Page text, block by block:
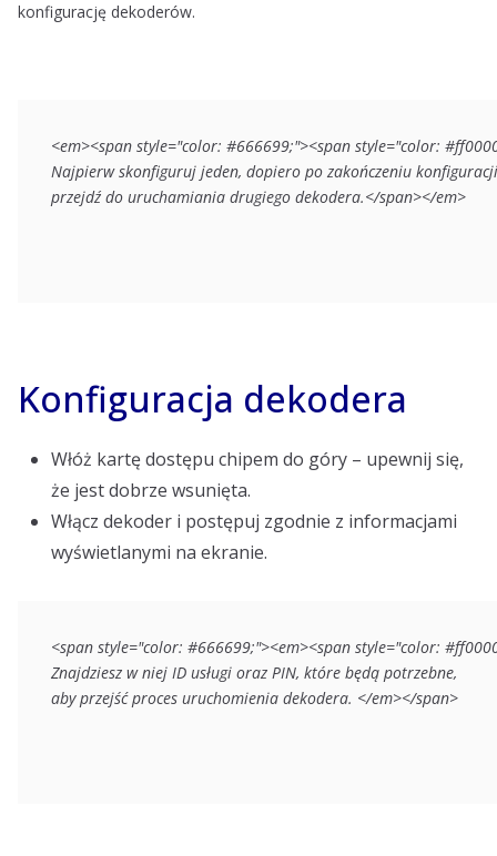
konfigurację dekoderów.
<em><span style="color: #666699;"><span style="color:
Najpierw skonfiguruj jeden, dopiero po zakończeniu
przejdź do uruchamiania drugiego dekodera.</span></em>
Konfiguracja dekodera
Włóż kartę dostępu chipem do góry – upewnij się,
że jest dobrze wsunięta.
Włącz dekoder i postępuj zgodnie z informacjami
wyświetlanymi na ekranie.
<span style="color: #666699;"><em><span style="color:
Znajdziesz w niej ID usługi oraz PIN, które będą potrzebne,
aby przejść proces uruchomienia dekodera. </em></span>